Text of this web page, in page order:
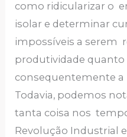
como ridicularizar o
isolar e determinar
impossíveis a serem
produtividade quanto
consequentemente a
Todavia, podemos
tanta coisa nos
Revolução Industrial